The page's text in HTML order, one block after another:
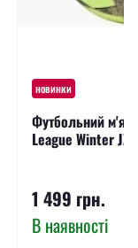
новинки
Футбольний м'яч
League Winter
1 499 грн.
В наявності